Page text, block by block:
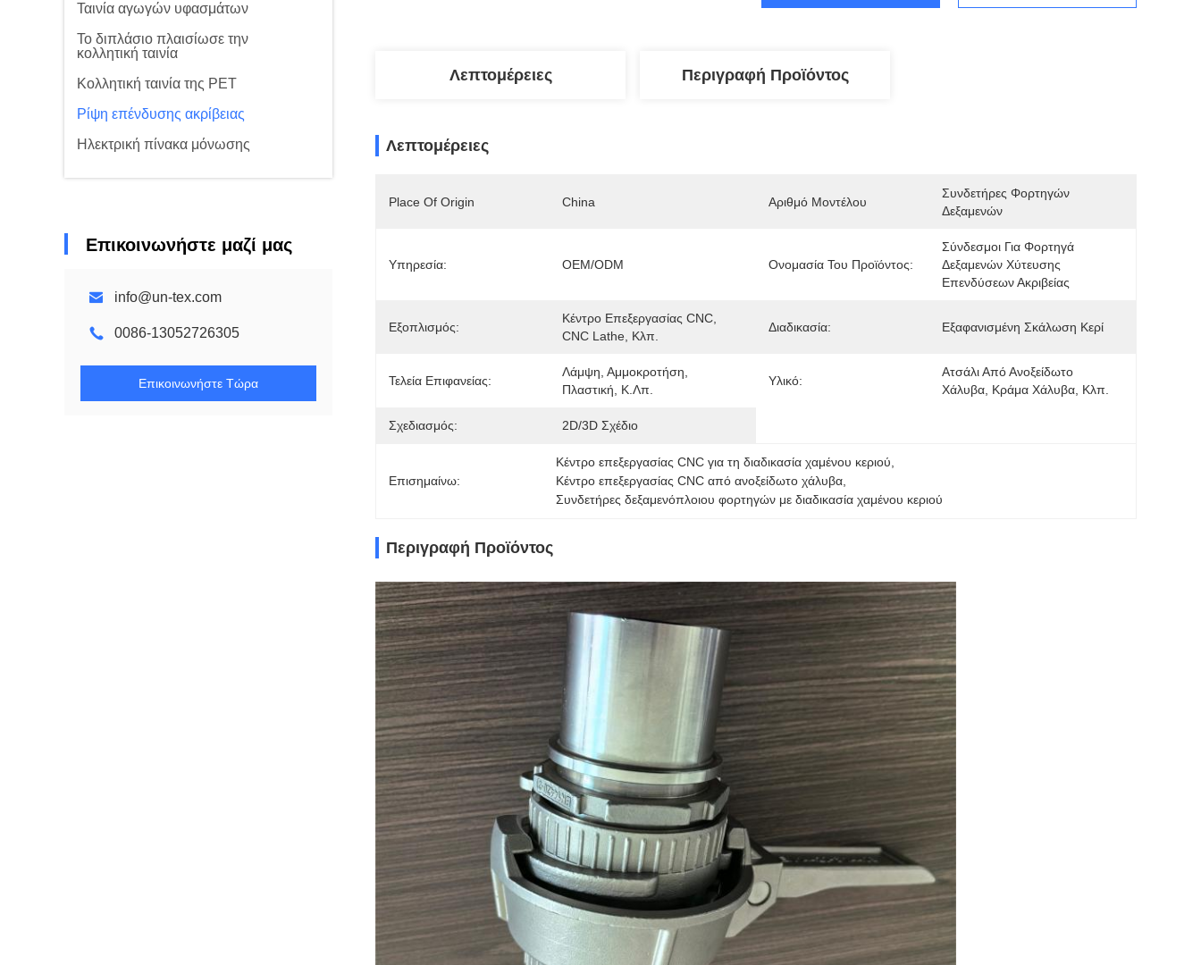
Ταινία αγωγών υφασμάτων
Το διπλάσιο πλαισίωσε την
κολλητική ταινία
Κολλητική ταινία της PET
Ρίψη επένδυσης ακρίβειας
Ηλεκτρική πίνακα μόνωσης
Επικοινωνήστε μαζί μας
info@un-tex.com
0086-13052726305
Επικοινωνήστε Τώρα
Λεπτομέρειες Περιγραφή Προϊόντος
Λεπτομέρειες
Place Of Origin China Αριθμό Μοντέλου
Συνδετήρες Φορτηγών
Δεξαμενών
Υπηρεσία: OEM/ODM Ονομασία Του Προϊόντος:
Σύνδεσμοι Για Φορτηγά
Δεξαμενών Χύτευσης
Επενδύσεων Ακριβείας
Εξοπλισμός:
Κέντρο Επεξεργασίας CNC,
CNC Lathe, Κλπ.
Διαδικασία: Εξαφανισμένη Σκάλωση Κερί
Τελεία Επιφανείας:
Λάμψη, Αμμοκροτήση,
Πλαστική, Κ.λπ.
Υλικό:
Ατσάλι Από Ανοξείδωτο
Χάλυβα, Κράμα Χάλυβα, Κλπ.
Σχεδιασμός: 2D/3D Σχέδιο
Επισημαίνω:
Κέντρο επεξεργασίας CNC για τη διαδικασία χαμένου κεριού
Κέντρο επεξεργασίας CNC από ανοξείδωτο χάλυβα
Συνδετήρες δεξαμενόπλοιου φορτηγών με διαδικασία χαμένου κεριού
Περιγραφή Προϊόντος